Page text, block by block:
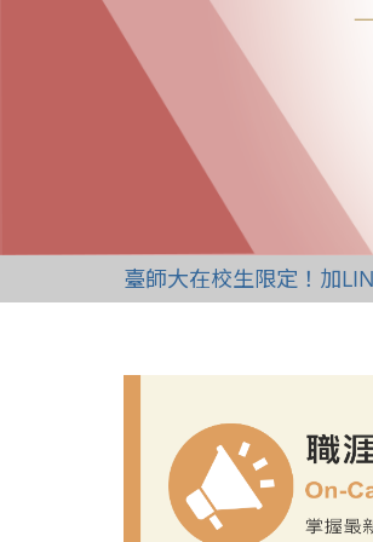
臺師大在校生限定！加